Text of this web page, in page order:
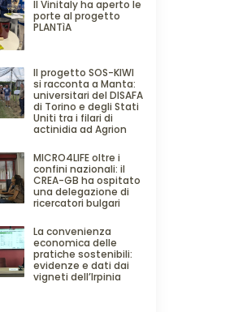
Il Vinitaly ha aperto le
porte al progetto
PLANTìA
Il progetto SOS-KIWI
si racconta a Manta:
universitari del DISAFA
di Torino e degli Stati
Uniti tra i filari di
actinidia ad Agrion
MICRO4LIFE oltre i
confini nazionali: il
CREA-GB ha ospitato
una delegazione di
ricercatori bulgari
La convenienza
economica delle
pratiche sostenibili:
evidenze e dati dai
vigneti dell’Irpinia